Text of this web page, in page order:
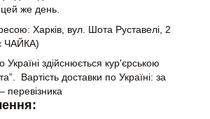
же день.
Харків, вул. Шота Руставелі, 2
ЧАЙКА)
Україні здійснюється кур'єрською
Вартість доставки по Україні: за
перевізника